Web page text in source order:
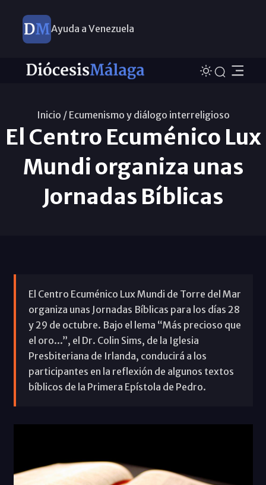
Ayuda a Venezuela
Inicio / Ecumenismo y diálogo interreligioso
El Centro Ecuménico Lux
Mundi organiza unas
Jornadas Bíblicas
El Centro Ecuménico Lux Mundi de Torre del Mar
organiza unas Jornadas Bíblicas para los días 28
y 29 de octubre. Bajo el lema “Más precioso que
el oro...”, el Dr. Colin Sims, de la Iglesia
Presbiteriana de Irlanda, conducirá a los
participantes en la reflexión de algunos textos
bíblicos de la Primera Epístola de Pedro.